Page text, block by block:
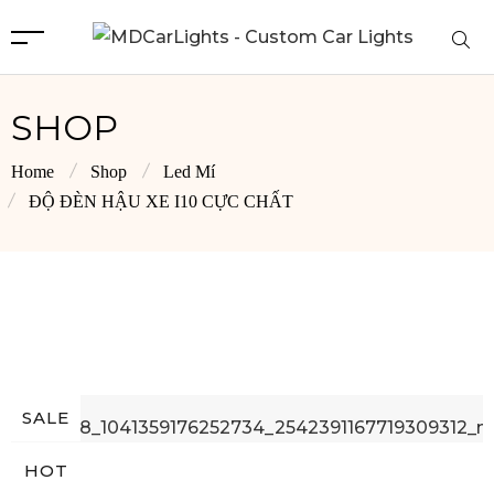
SHOP
Home Shop
Led Mí
ĐỘ ĐÈN HẬU XE I10 CỰC CHẤT
SALE
HOT